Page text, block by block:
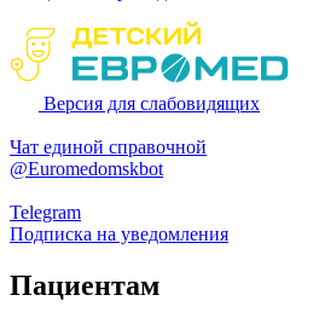
Версия для слабовидящих
Чат единой справочной
@Euromedomskbot
Telegram
Подписка на уведомления
Пациентам